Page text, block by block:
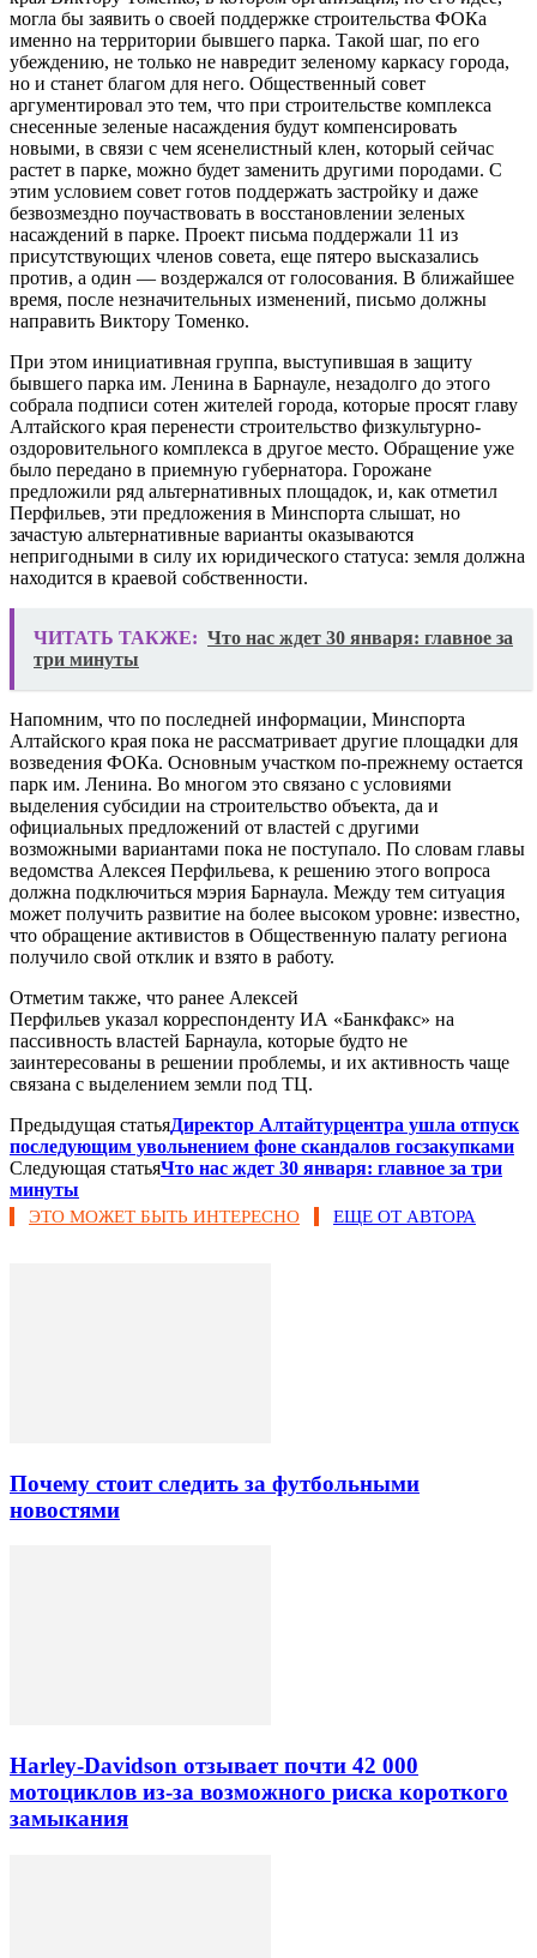
могла бы заявить о своей поддержке строительства ФОКа
именно на территории бывшего парка. Такой шаг, по его
убеждению, не только не навредит зеленому каркасу города,
но и станет благом для него. Общественный совет
аргументировал это тем, что при строительстве комплекса
снесенные зеленые насаждения будут компенсировать
новыми, в связи с чем ясенелистный клен, который сейчас
растет в парке, можно будет заменить другими породами. С
этим условием совет готов поддержать застройку и даже
безвозмездно поучаствовать в восстановлении зеленых
насаждений в парке. Проект письма поддержали 11 из
присутствующих членов совета, еще пятеро высказались
против, а один — воздержался от голосования. В ближайшее
время, после незначительных изменений, письмо должны
направить Виктору Томенко.
При этом инициативная группа, выступившая в защиту
бывшего парка им. Ленина в Барнауле, незадолго до этого
собрала подписи сотен жителей города, которые просят главу
Алтайского края перенести строительство физкультурно-
оздоровительного комплекса в другое место. Обращение уже
было передано в приемную губернатора. Горожане
предложили ряд альтернативных площадок, и, как отметил
Перфильев, эти предложения в Минспорта слышат, но
зачастую альтернативные варианты оказываются
непригодными в силу их юридического статуса: земля должна
находится в краевой собственности.
ЧИТАТЬ ТАКЖЕ: Что нас ждет 30 января: главное за
три минуты
Напомним, что по последней информации, Минспорта
Алтайского края пока не рассматривает другие площадки для
возведения ФОКа. Основным участком по-прежнему остается
парк им. Ленина. Во многом это связано с условиями
выделения субсидии на строительство объекта, да и
официальных предложений от властей с другими
возможными вариантами пока не поступало. По словам главы
ведомства Алексея Перфильева, к решению этого вопроса
должна подключиться мэрия Барнаула. Между тем ситуация
может получить развитие на более высоком уровне: известно,
что обращение активистов в Общественную палату региона
получило свой отклик и взято в работу.
Отметим также, что ранее Алексей
Перфильев указал корреспонденту ИА «Банкфакс» на
пассивность властей Барнаула, которые будто не
заинтересованы в решении проблемы, и их активность чаще
связана с выделением земли под ТЦ.
Предыдущая статьяДиректор Алтайтурцентра ушла отпуск
последующим увольнением фоне скандалов госзакупками
Следующая статьяЧто нас ждет 30 января: главное за три
минуты
ЭТО МОЖЕТ БЫТЬ ИНТЕРЕСНО ЕЩЕ ОТ АВТОРА
Почему стоит следить за футбольными
новостями
Harley-Davidson отзывает почти 42 000
мотоциклов из-за возможного риска короткого
замыкания